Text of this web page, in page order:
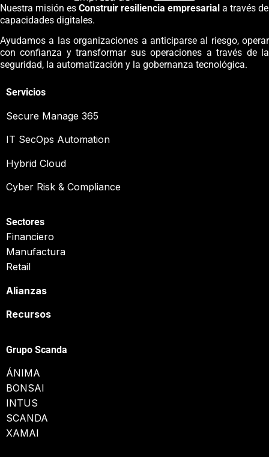
Nuestra misión es Construir resiliencia empresarial a través de
capacidades digitales.
Ayudamos a las organizaciones a anticiparse al riesgo, operar
con confianza y transformar sus operaciones a través de la
seguridad, la automatización y la gobernanza tecnológica.
Servicios
Secure Manage 365
IT SecOps Automation
Hybrid Cloud
Cyber Risk & Compliance
Sectores
Financiero
Manufactura
Retail
Alianzas
Recursos
Grupo Scanda
ÁNIMA
BONSAI
INTUS
SCANDA
XAMAI